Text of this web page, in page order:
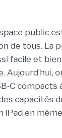
public
de tous. La
facile et
C compacts
capacités
iPad en